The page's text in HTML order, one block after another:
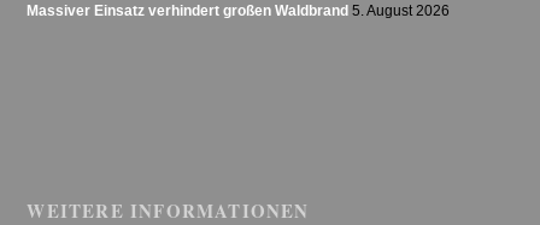
Massiver Einsatz verhindert großen Waldbrand 5. August 2026
WEITERE INFORMATIONEN